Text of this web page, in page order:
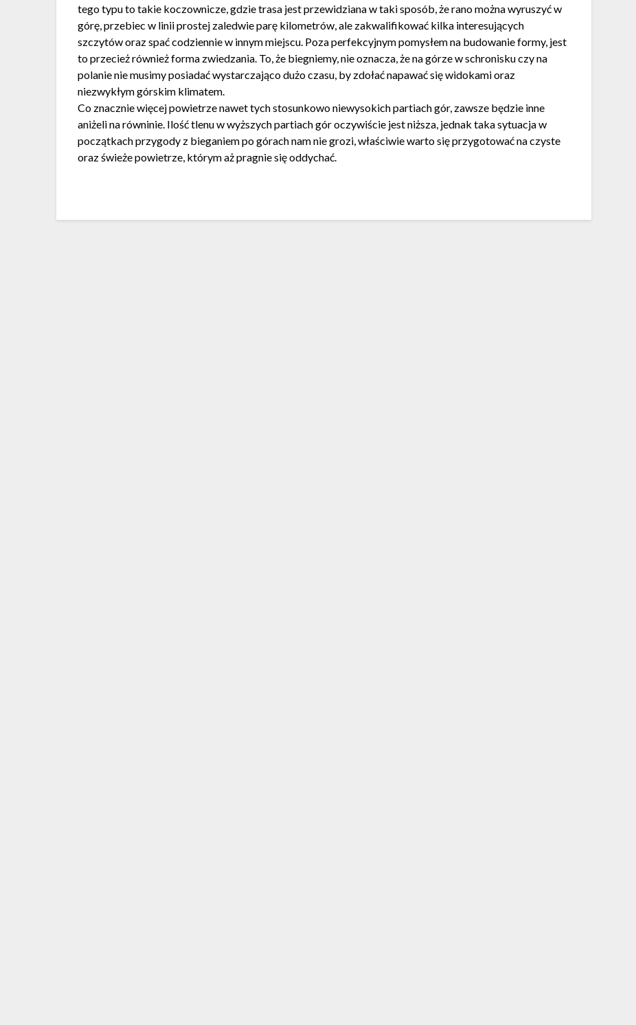
tego typu to takie koczownicze, gdzie trasa jest przewidziana w taki sposób, że rano można wyruszyć w
górę, przebiec w linii prostej zaledwie parę kilometrów, ale zakwalifikować kilka interesujących
szczytów oraz spać codziennie w innym miejscu. Poza perfekcyjnym pomysłem na budowanie formy, jest
to przecież również forma zwiedzania. To, że biegniemy, nie oznacza, że na górze w schronisku czy na
polanie nie musimy posiadać wystarczająco dużo czasu, by zdołać napawać się widokami oraz
niezwykłym górskim klimatem.
Co znacznie więcej powietrze nawet tych stosunkowo niewysokich partiach gór, zawsze będzie inne
aniżeli na równinie. Ilość tlenu w wyższych partiach gór oczywiście jest niższa, jednak taka sytuacja w
początkach przygody z bieganiem po górach nam nie grozi, właściwie warto się przygotować na czyste
oraz świeże powietrze, którym aż pragnie się oddychać.